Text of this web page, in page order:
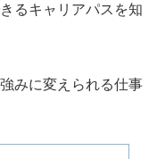
るキャリアパスを知
みに変えられる仕事